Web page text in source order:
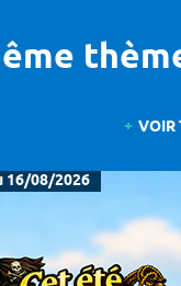
VOIR
16/08/2026